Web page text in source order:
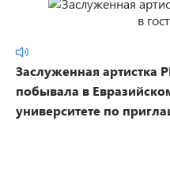
Заслуженная артистка
побывала в
университете по